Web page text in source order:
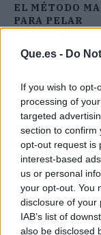
Que.es - Do
If you wish to
processing of
targeted
section to confirm
opt-out request is
interest-based
us or personal
your opt-out. You
disclosure of your
IAB’s list of
also be disclosed
EL MÉTODO
PARA PELAR